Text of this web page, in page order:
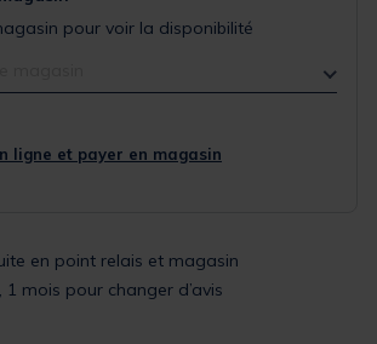
pour voir la disponibilité
ligne et payer en magasin
en point relais et magasin
mois pour changer d’avis